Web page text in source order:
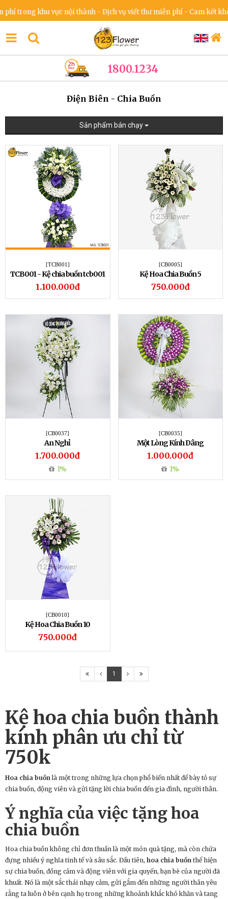
khu vực nội thành - Dịch vụ viết thư miễn phí - Cam kết không
1800.1234
Điện Biên - Chia Buồn
Sản phẩm bán chạy
[TCB001]
TCB001 - Kệ chia buồn tcb001
1.100.000đ
[CB0005]
Kệ Hoa Chia Buồn 5
750.000đ
[CB0037]
An Nghỉ
1.700.000đ
1%
[CB0035]
Một Lòng Kính Dâng
1.000.000đ
1%
[CB0010]
Kệ Hoa Chia Buồn 10
750.000đ
1
Kệ hoa chia buồn thành
kính phân ưu chỉ từ
750k
Hoa chia buồn là một trong những lựa chọn phổ biến nhất để bày tỏ sự
chia buồn, động viên và gửi tặng lời chia buồn đến gia đình, người thân.
Ý nghĩa của việc tặnghoa
chia buồn
Hoa chia buồn không chỉ đơn thuần là một món quà tặng, mà còn chứa
đựng nhiều ý nghĩa tinh tế và sâu sắc. Đầu tiên, hoa chia buồn thể hiện
sự chia buồn, đồng cảm và động viên với gia quyến, bạn bè của người đã
khuất. Nó là một sắc thái nhạy cảm, gửi gắm đến những người thân yêu
rằng ta luôn ở bên cạnh họ trong những khoảnh khắc khó khăn và tang